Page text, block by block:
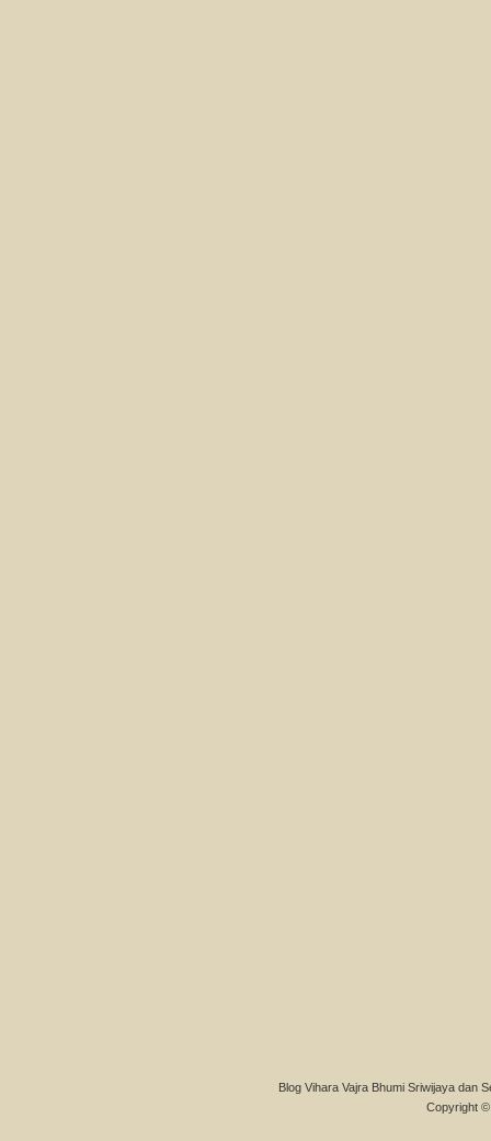
Blog Vihara Vajra Bhumi Sriwijaya dan
Copyright ©